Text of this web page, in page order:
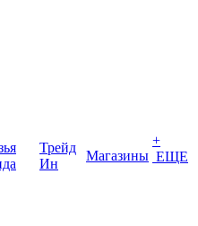
Трейд
Ин
Магазины
+
ЕЩЕ